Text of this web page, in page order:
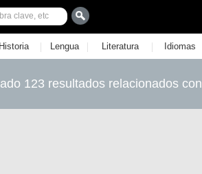
Historia | Lengua | Literatura | Idiomas
123 resultados relacionados con